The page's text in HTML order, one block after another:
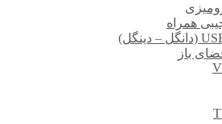
همراه
باز